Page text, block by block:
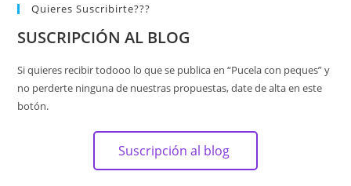
Quieres Suscribirte???
SUSCRIPCIÓN AL BLOG
Si quieres recibir todooo lo que se publica en “Pucela con peques” y
no perderte ninguna de nuestras propuestas, date de alta en este
botón.
Suscripción al blog